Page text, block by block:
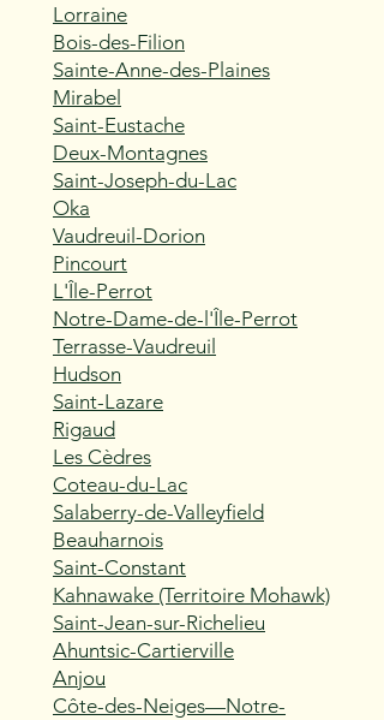
Lorraine
Bois-des-Filion
Sainte-Anne-des-Plaines
Mirabel
Saint-Eustache
Deux-Montagnes
Saint-Joseph-du-Lac
Oka
Vaudreuil-Dorion
Pincourt
L'Île-Perrot
Notre-Dame-de-l'Île-Perrot
Terrasse-Vaudreuil
Hudson
Saint-Lazare
Rigaud
Les Cèdres
Coteau-du-Lac
Salaberry-de-Valleyfield
Beauharnois
Saint-Constant
Kahnawake (Territoire Mohawk)
Saint-Jean-sur-Richelieu
Ahuntsic-Cartierville
Anjou
Côte-des-Neiges—Notre-